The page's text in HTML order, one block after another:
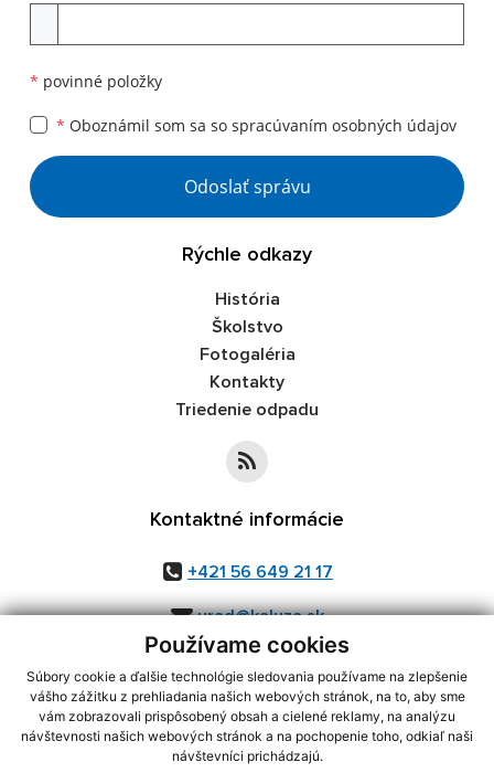
Používame cookies
Súbory cookie a ďalšie technológie sledovania používame na zlepšenie
vášho zážitku z prehliadania našich webových stránok, na to, aby sme
vám zobrazovali prispôsobený obsah a cielené reklamy, na analýzu
návštevnosti našich webových stránok a na pochopenie toho, odkiaľ naši
návštevníci prichádzajú.
* povinné položky
* Oboznámil som sa so spracúvaním osobných údajov
Google reCaptcha Response
Odoslať správu
Rýchle odkazy
História
Školstvo
Fotogaléria
Kontakty
Triedenie odpadu
Kontaktné informácie
+421 56 649 21 17
urad@kaluza.sk
využite možnosť získavania aktuálnych informácií s využitím RSS
CMS systém (redakčný) systém ECHELON 2,Mapa stránok,web portál
webex.digital, s.r.o.,domény,registrácia domény